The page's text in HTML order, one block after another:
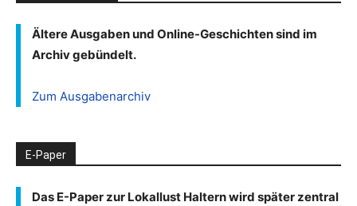
Ältere Ausgaben und Online-Geschichten sind im
Archiv gebündelt.
Zum Ausgabenarchiv
E-Paper
Das E-Paper zur Lokallust Haltern wird später zentral